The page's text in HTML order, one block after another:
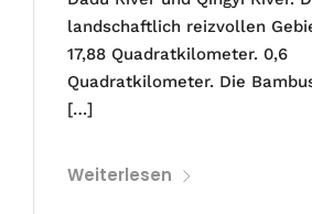
landschaftlich reizvollen
17,88 Quadratkilometer. 0,6
Quadratkilometer. Die
[…]
Weiterlesen